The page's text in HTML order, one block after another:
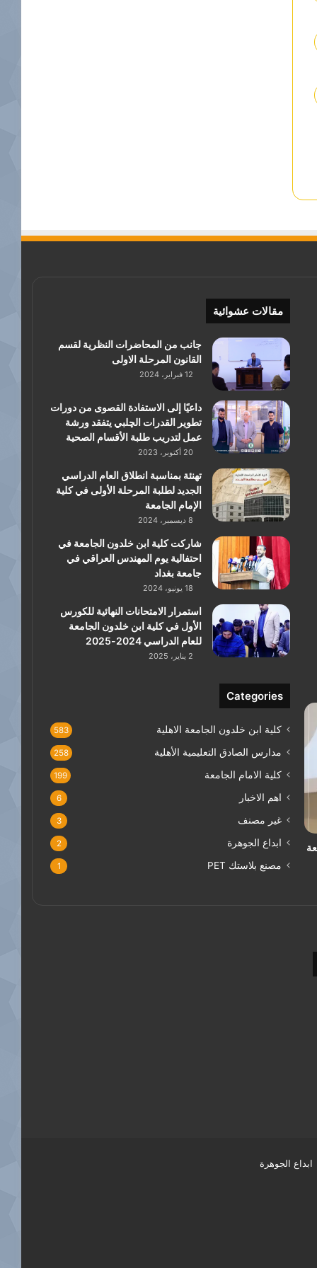
مقالات عشوائية
جانب من المحاضرات النظرية لقسم
القانون المرحلة الاولى
12 فبراير، 2024
داعيًا إلى الاستفادة القصوى من دورات
تطوير القدرات الچلبي يتفقد ورشة
عمل لتدريب طلبة الأقسام الصحية
20 أكتوبر، 2023
تهنئة بمناسبة انطلاق العام الدراسي
الجديد لطلبة المرحلة الأولى في كلية
الإمام الجامعة
8 ديسمبر، 2024
شاركت كلية ابن خلدون الجامعة في
احتفالية يوم المهندس العراقي في
جامعة بغداد
18 يونيو، 2024
استمرار الامتحانات النهائية للكورس
الأول في كلية ابن خلدون الجامعة
للعام الدراسي 2024-2025
2 يناير، 2025
Categories
كلية ابن خلدون الجامعة الاهلية 583
مدارس الصادق التعليمية الأهلية 258
كلية الامام الجامعة 199
اهم الاخبار 6
غير مصنف 3
ابداع الجوهرة 2
مصنع بلاستك PET 1
ابداع الجوهرة